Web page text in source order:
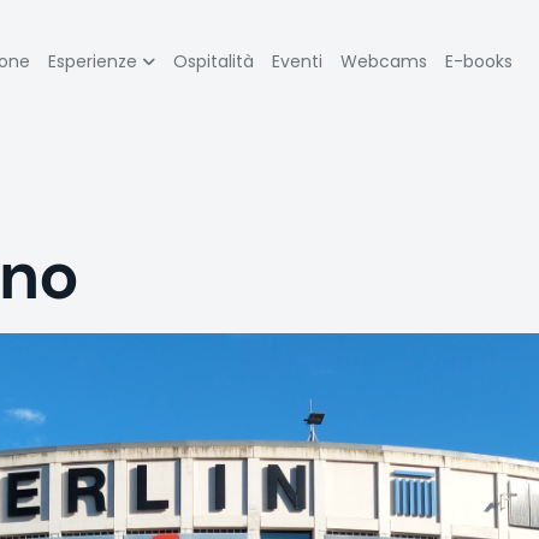
Esperienze Ospitalità Eventi Webcams E-books